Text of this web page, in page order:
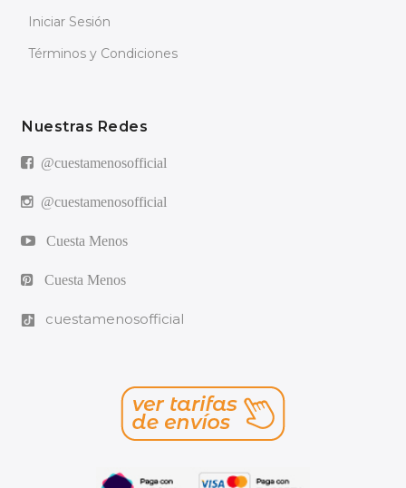
Iniciar Sesión
Términos y Condiciones
Nuestras Redes
@cuestamenosofficial
@cuestamenosofficial
Cuesta Menos
Cuesta Menos
cuestamenosofficial